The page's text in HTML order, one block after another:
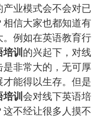
业模式会不会对已
信大家也都知道有
例如在英语教育行
培训的兴起下，对线
非常大的，无可厚
能得以生存。但是
培训会对线下英语培
不经让很多人摸不